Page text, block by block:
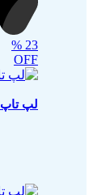
23
%
OFF
لپ تاپ 15/6 اینچی هوآوی مدل Matebook D15-i3